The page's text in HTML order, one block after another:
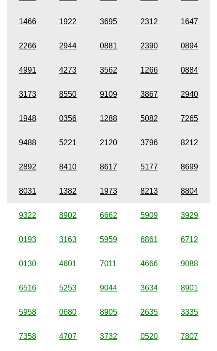
1466 1922 3695 2312 1647
2266 2944 0881 2390 0894
4991 4273 3562 1266 0884
3173 8550 9109 3867 2940
1948 0356 1288 5082 7265
9488 5221 2120 3796 8212
2892 8410 8617 5177 8699
8031 1382 1973 8213 8804
9322 8902 6662 5909 3929
0193 3163 5959 6861 6712
0130 4601 7011 4666 9088
6516 5253 9044 3634 8901
5958 0680 8905 2635 3335
7358 4707 3732 0520 7807